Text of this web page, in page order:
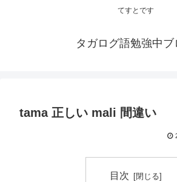
てすとです
タガログ語勉強中ブ
tama 正しい mali 間違い
目次